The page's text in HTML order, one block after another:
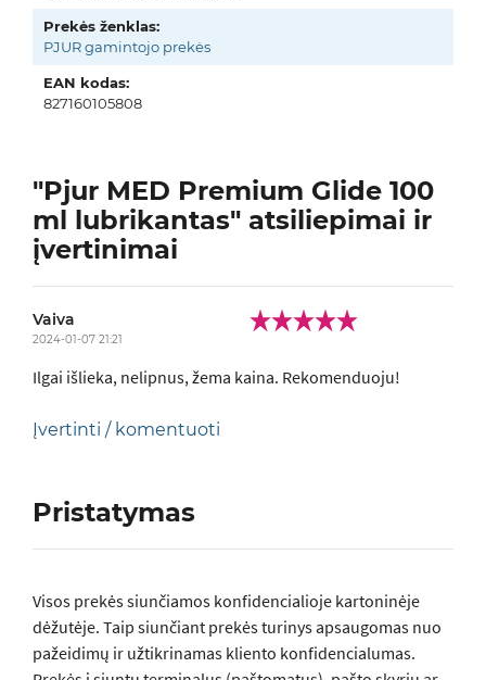
Prekės ženklas:
PJUR gamintojo prekės
EAN kodas:
827160105808
"Pjur MED Premium Glide 100
ml lubrikantas" atsiliepimai ir
įvertinimai
Vaiva
2024-01-07 21:21
Ilgai išlieka, nelipnus, žema kaina. Rekomenduoju!
Įvertinti / komentuoti
Pristatymas
Visos prеkės siunčiamos konfidencialioje kartoninėje
dėžutėje. Taip siunčiant prekės turinys apsaugomas nuo
pažeidimų ir užtikrinamas kliento konfidencialumas.